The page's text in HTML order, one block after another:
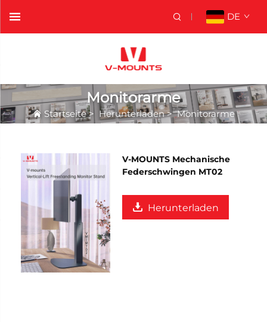
DE
Monitorarme
Startseite> Herunterladen>Monitorarme
V-MOUNTS Mechanische
Federschwingen MT02
Herunterladen